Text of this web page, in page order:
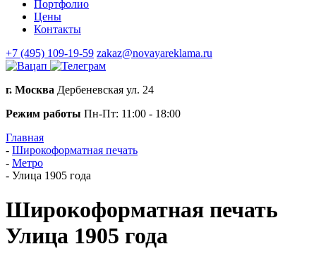
Портфолио
Цены
Контакты
+7 (495) 109-19-59 zakaz@novayareklama.ru
г. Москва Дербеневская ул. 24
Режим работы Пн-Пт: 11:00 - 18:00
Главная
- Широкоформатная печать
- Метро
- Улица 1905 года
Широкоформатная печать
Улица 1905 года